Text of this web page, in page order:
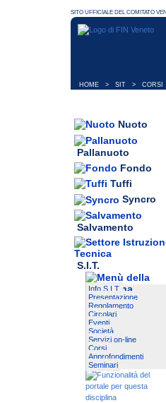
HOME > SIT > CORSI
Nuoto
Pallanuoto
Fondo
Tuffi
Syncro
Salvamento
S.I.T.
Info S.I.T.
Presentazione
Regolamento
Circolari
Eventi
Società
Servizi on-line
Corsi
Approfondimenti
Seminari